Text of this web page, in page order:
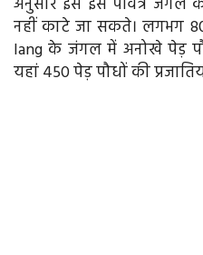
नहीं काटे जा सकते। लगभग
lang के जंगल में अनोखे पेड़
यहां 450 पेड़ पौधों की